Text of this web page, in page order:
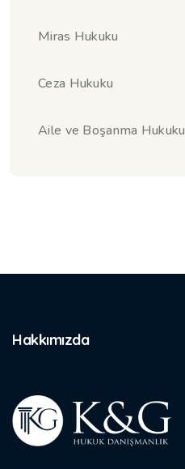
Miras Hukuku
Ceza Hukuku
Aile ve Boşanma Hukuku
Hakkımızda